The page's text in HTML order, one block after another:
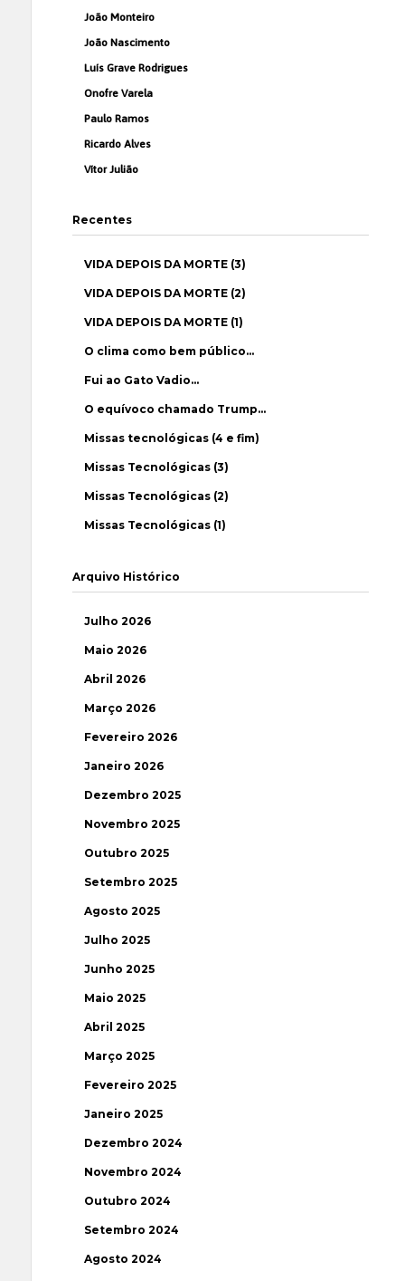
João Monteiro
João Nascimento
Luís Grave Rodrigues
Onofre Varela
Paulo Ramos
Ricardo Alves
Vítor Julião
Recentes
VIDA DEPOIS DA MORTE (3)
VIDA DEPOIS DA MORTE (2)
VIDA DEPOIS DA MORTE (1)
O clima como bem público…
Fui ao Gato Vadio…
O equívoco chamado Trump…
Missas tecnológicas (4 e fim)
Missas Tecnológicas (3)
Missas Tecnológicas (2)
Missas Tecnológicas (1)
Arquivo Histórico
Julho 2026
Maio 2026
Abril 2026
Março 2026
Fevereiro 2026
Janeiro 2026
Dezembro 2025
Novembro 2025
Outubro 2025
Setembro 2025
Agosto 2025
Julho 2025
Junho 2025
Maio 2025
Abril 2025
Março 2025
Fevereiro 2025
Janeiro 2025
Dezembro 2024
Novembro 2024
Outubro 2024
Setembro 2024
Agosto 2024